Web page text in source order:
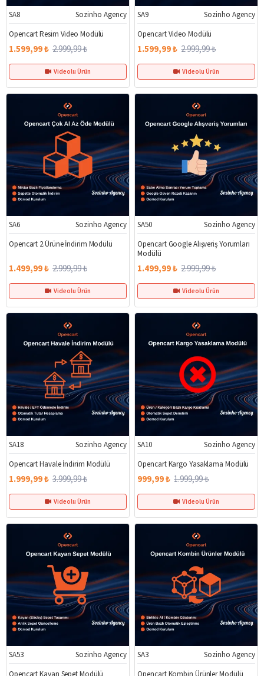
%47
SA8
Sozinho Agency
Opencart Resim Video Modülü
1.599,99 ₺ 2.999,99 ₺
Videolu Ürün
%47
SA9
Sozinho Agency
Opencart Video Modülü
1.599,99 ₺ 2.999,99 ₺
Videolu Ürün
%50
SA6
Sozinho Agency
Opencart 2.Ürüne İndirim Modülü
1.499,99 ₺ 2.999,99 ₺
Videolu Ürün
%50
SA50
Sozinho Agency
Opencart Google Alışveriş Yorumları
Modülü
1.499,99 ₺ 2.999,99 ₺
Videolu Ürün
%50
SA18
Sozinho Agency
Opencart Havale İndirim Modülü
1.999,99 ₺ 3.999,99 ₺
Videolu Ürün
%50
SA10
Sozinho Agency
Opencart Kargo Yasaklama Modülü
999,99 ₺ 1.999,99 ₺
Videolu Ürün
%50
SA53
Sozinho Agency
%35
SA3
Sozinho Agency